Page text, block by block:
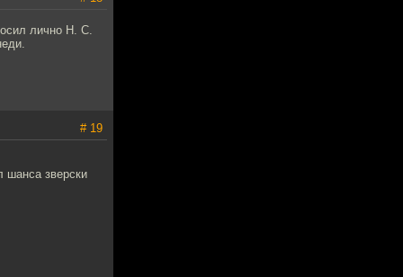
лично Н. С.
# 19
шанса зверски